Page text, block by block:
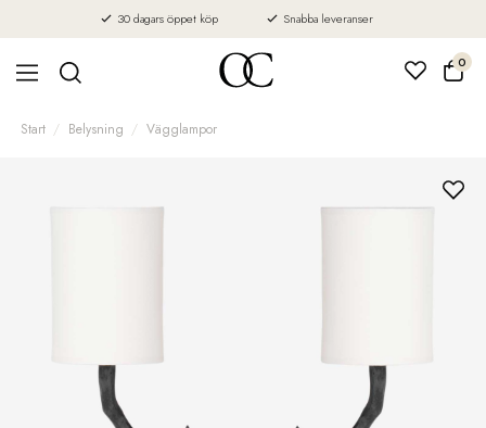
30 dagars öppet köp Snabba leveranser
0
Start Belysning Vägglampor